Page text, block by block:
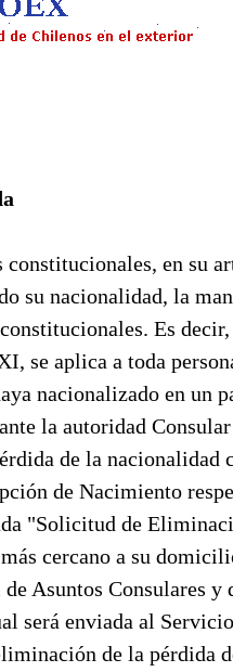
constitucionales, en su
su nacionalidad, la
Es
se aplica a toda
nacionalizado en un
la autoridad
de la nacionalidad
de Nacimiento
"Solicitud de
cercano a su
Asuntos Consulares y
será enviada al
de la pérdida